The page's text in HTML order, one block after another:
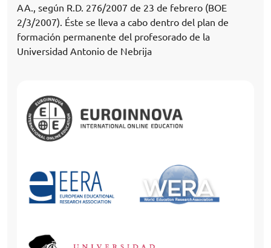
AA., según R.D. 276/2007 de 23 de febrero (BOE
2/3/2007). Éste se lleva a cabo dentro del plan de
formación permanente del profesorado de la
Universidad Antonio de Nebrija